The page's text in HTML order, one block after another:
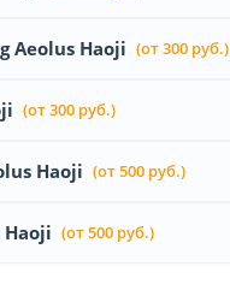
Aeolus Haoji (от 300 руб.)
(от 300 руб.)
Haoji (от 500 руб.)
(от 500 руб.)